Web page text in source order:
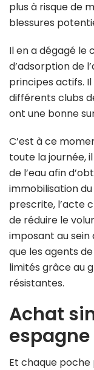
plus à risque de
blessures
Il en a dégagé le
d’adsorption de
principes actifs. Il
différents clubs
ont une bonne
C’est à ce
toute la journée,
de l’eau afin
immobilisation
prescrite, l’acte
de réduire le
imposant au sein
que les agents
limités grâce au
résistantes.
Achat
espagne
Et chaque